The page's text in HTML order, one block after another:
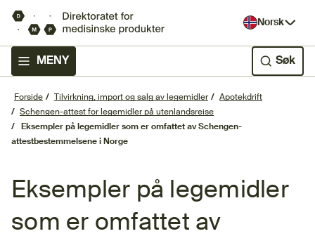
Norsk
MENY Søk
Forside Tilvirkning, import og salg av legemidler
Apotekdrift
Schengen-attest for legemidler på utenlandsreise
Eksempler på legemidler som er omfattet av Schengen-
attestbestemmelsene i Norge
Eksempler på legemidler
som er omfattet av